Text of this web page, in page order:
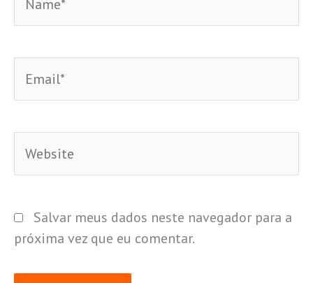
Salvar meus dados neste navegador para a
próxima vez que eu comentar.